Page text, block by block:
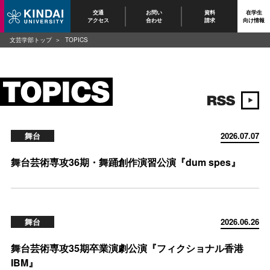
交通
アクセス
お問い
合わせ
資料
請求
在学生
向け情報
2026.07.07
舞台
舞台芸術専攻36期・舞踊創作演習公演『dum spes』
2026.06.26
舞台
舞台芸術専攻35期卒業演劇公演『フィクショナル香港
IBM』
文芸学部トップ TOPICS